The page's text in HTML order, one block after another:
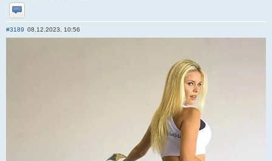
Отправить личное сообщение
#3189 08.12.2023, 10:56